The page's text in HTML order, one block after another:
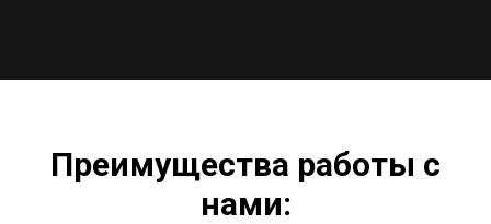
Преимущества работы с
нами: